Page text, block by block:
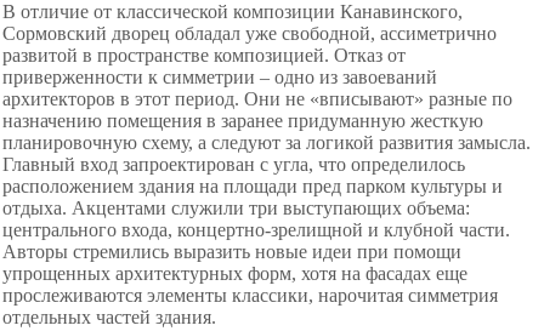
В отличие от классической композиции Канавинского,
Сормовский дворец обладал уже свободной, ассиметрично
развитой в пространстве композицией. Отказ от
приверженности к симметрии – одно из завоеваний
архитекторов в этот период. Они не «вписывают» разные по
назначению помещения в заранее придуманную жесткую
планировочную схему, а следуют за логикой развития замысла.
Главный вход запроектирован с угла, что определилось
расположением здания на площади пред парком культуры и
отдыха. Акцентами служили три выступающих объема:
центрального входа, концертно-зрелищной и клубной части.
Авторы стремились выразить новые идеи при помощи
упрощенных архитектурных форм, хотя на фасадах еще
прослеживаются элементы классики, нарочитая симметрия
отдельных частей здания.